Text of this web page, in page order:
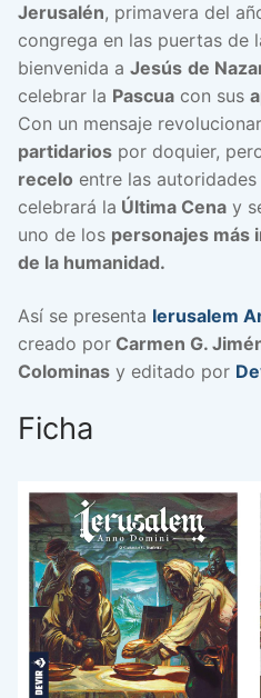
Jerusalén, primavera del
congrega en las puertas de
bienvenida a Jesús de
celebrar la Pascua con sus
Con un mensaje
partidarios por doquier,
recelo entre las
celebrará la Última Cena y
uno de los personajes más
de la humanidad.
Así se presenta Ierusalem
creado por Carmen G.
Colominas y editado por
Ficha